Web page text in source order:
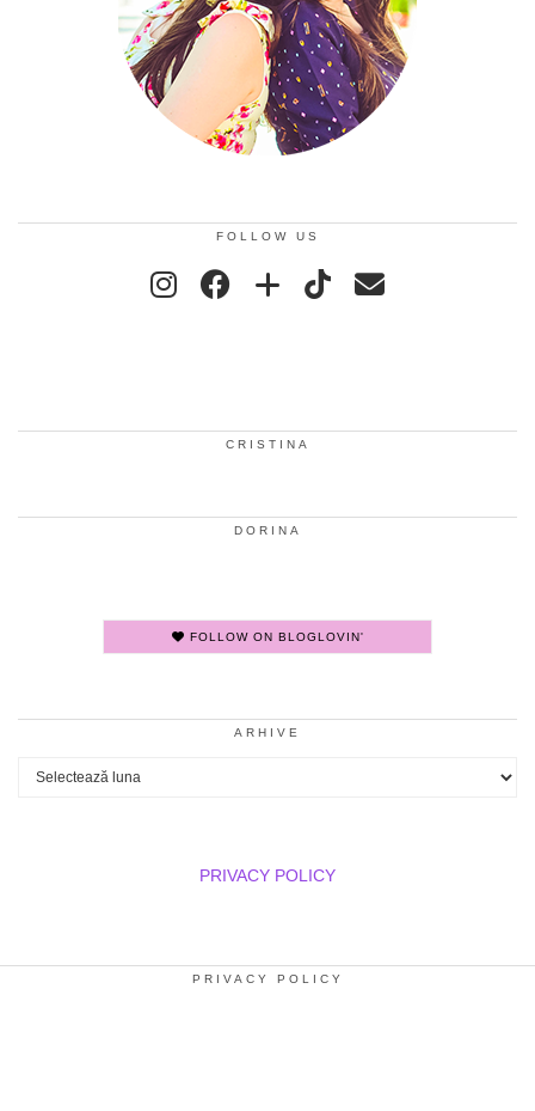
FOLLOW US
CRISTINA
DORINA
FOLLOW ON BLOGLOVIN'
ARHIVE
Arhive
PRIVACY POLICY
PRIVACY POLICY